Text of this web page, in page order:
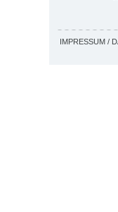
IMPRESSUM /